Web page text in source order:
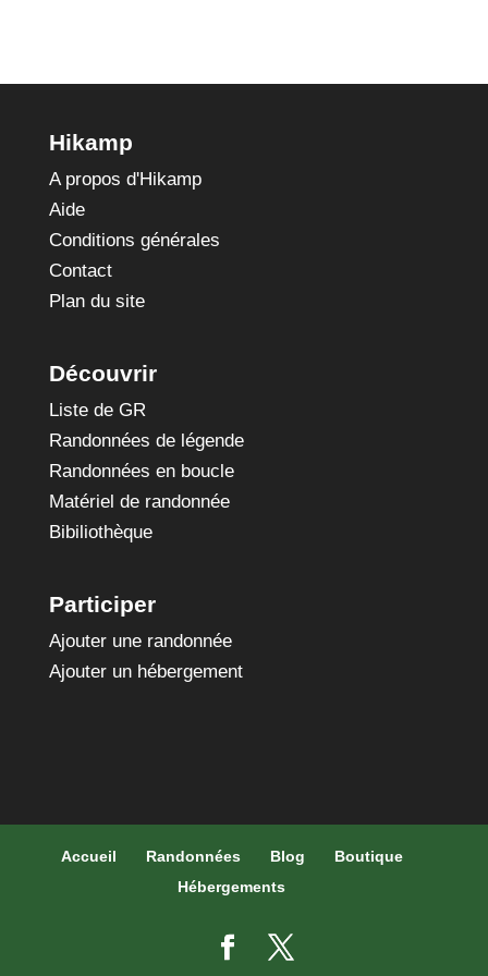
Hikamp
A propos d'Hikamp
Aide
Conditions générales
Contact
Plan du site
Découvrir
Liste de GR
Randonnées de légende
Randonnées en boucle
Matériel de randonnée
Bibiliothèque
Participer
Ajouter une randonnée
Ajouter un hébergement
Accueil Randonnées Blog
Boutique
Hébergements